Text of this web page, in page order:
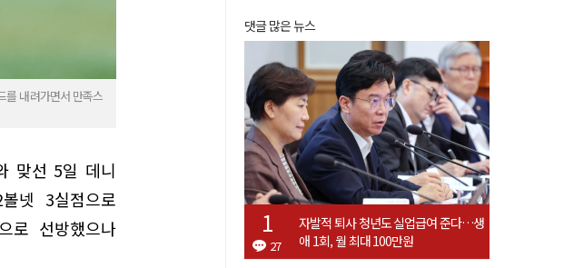
를 내려가면서 만족스
맞선 5일 데니
넷 3실점으로
로 선방했으나
댓글 많은 뉴스
27
자발적 퇴사 청년도 실업급여 준다…생
애 1회, 월 최대 100만원